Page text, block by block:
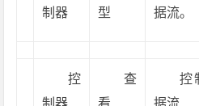
制器
型
据流。
控
制器
查
看
控
据流